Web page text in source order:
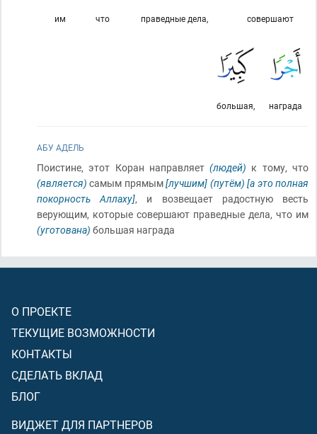
совершают
праведные дела,
что
им
награда
большая,
АБУ АДЕЛЬ
Поистине, этот Коран направляет(людей) к тому, что
(является) самым прямым[лучшим] (путём) [а это полная
покорность Аллаху], и возвещает радостную весть
верующим, которые совершают праведные дела, что им
(уготована) большая награда
О ПРОЕКТЕ
ТЕКУЩИЕ ВОЗМОЖНОСТИ
КОНТАКТЫ
СДЕЛАТЬ ВКЛАД
БЛОГ
ВИДЖЕТ ДЛЯ ПАРТНЕРОВ